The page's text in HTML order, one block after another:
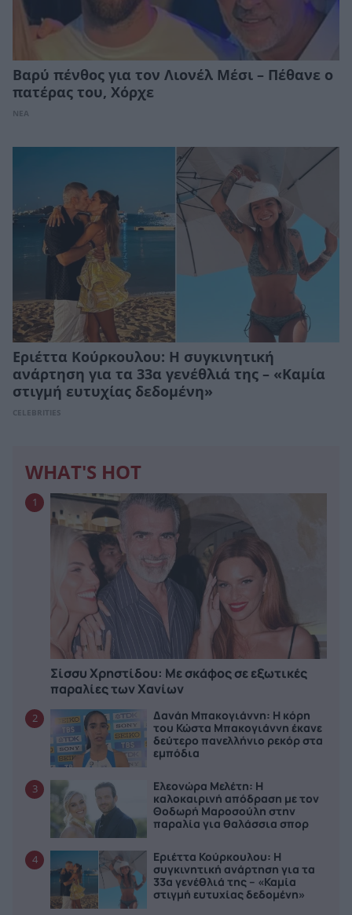
Βαρύ πένθος για τον Λιονέλ Μέσι – Πέθανε ο
πατέρας του, Χόρχε
ΝΕΑ
Εριέττα Κούρκουλου: Η συγκινητική
ανάρτηση για τα 33α γενέθλιά της – «Καμία
στιγμή ευτυχίας δεδομένη»
CELEBRITIES
WHAT'S HOT
1
Σίσσυ Χρηστίδου: Με σκάφος σε εξωτικές
παραλίες των Χανίων
2
Δανάη Μπακογιάννη: Η κόρη
του Κώστα Μπακογιάννη έκανε
δεύτερο πανελλήνιο ρεκόρ στα
εμπόδια
3
Ελεονώρα Μελέτη: Η
καλοκαιρινή απόδραση με τον
Θοδωρή Μαροσούλη στην
παραλία για θαλάσσια σπορ
4
Εριέττα Κούρκουλου: Η
συγκινητική ανάρτηση για τα
33α γενέθλιά της – «Καμία
στιγμή ευτυχίας δεδομένη»